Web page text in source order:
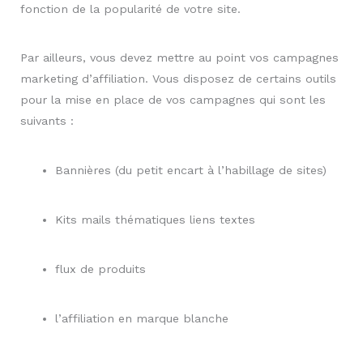
fonction de la popularité de votre site.
Par ailleurs, vous devez mettre au point vos campagnes
marketing d’affiliation. Vous disposez de certains outils
pour la mise en place de vos campagnes qui sont les
suivants :
Bannières (du petit encart à l’habillage de sites)
Kits mails thématiques liens textes
flux de produits
l’affiliation en marque blanche